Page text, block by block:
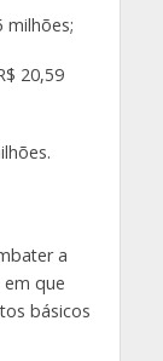
milhões;
20,59
a
que
básicos